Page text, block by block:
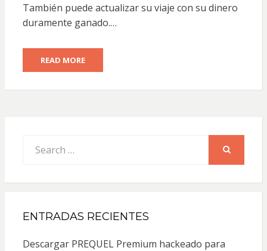
También puede actualizar su viaje con su dinero
duramente ganado.…
READ MORE
for:
ENTRADAS RECIENTES
Descargar PREQUEL Premium hackeado para